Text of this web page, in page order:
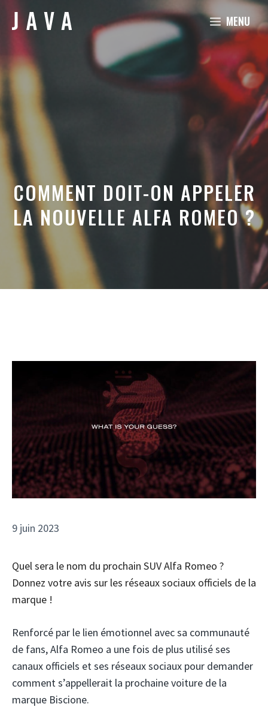
MENU
COMMENT DOIT-ON APPELER
LA NOUVELLE ALFA ROMEO ?
9 juin 2023
Quel sera le nom du prochain SUV Alfa Romeo ?
Donnez votre avis sur les réseaux sociaux officiels de la
marque !
Renforcé par le lien émotionnel avec sa communauté
de fans, Alfa Romeo a une fois de plus utilisé ses
canaux officiels et ses réseaux sociaux pour demander
comment s’appellerait la prochaine voiture de la
marque Biscione.